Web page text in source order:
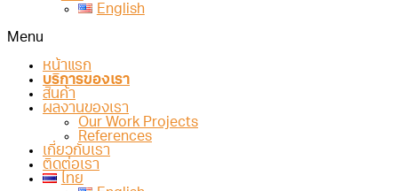
English
Menu
หน้าแรก
บริการของเรา
สินค้า
ผลงานของเรา
Our Work Projects
References
เกี่ยวกับเรา
ติดต่อเรา
ไทย